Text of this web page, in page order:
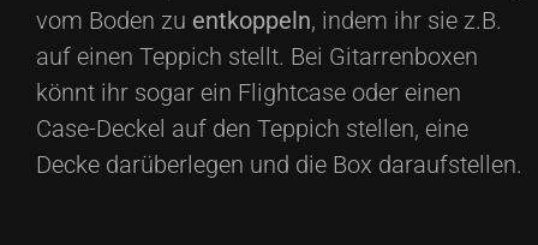
vom Boden zu entkoppeln, indem ihr sie z.B.
auf einen Teppich stellt. Bei Gitarrenboxen
könnt ihr sogar ein Flightcase oder einen
Case-Deckel auf den Teppich stellen, eine
Decke darüberlegen und die Box daraufstellen.